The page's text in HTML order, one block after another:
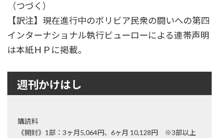
（つづく）
【訳注】現在進行中のボリビア民衆の闘いへの第四
インターナショナル執行ビューローによる連帯声明
は本紙ＨＰに掲載。
週刊かけはし
購読料
《開封》1部：3ヶ月5,064円、6ヶ月 10,128円 ※3部以上